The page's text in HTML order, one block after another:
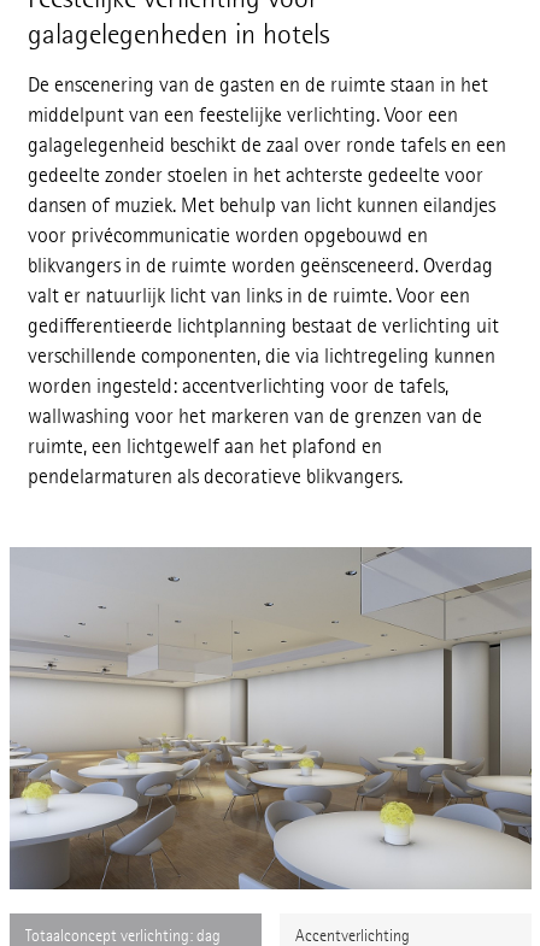
galagelegenheden in hotels
De enscenering van de gasten en de ruimte staan in het
middelpunt van een feestelijke verlichting. Voor een
galagelegenheid beschikt de zaal over ronde tafels en een
gedeelte zonder stoelen in het achterste gedeelte voor
dansen of muziek. Met behulp van licht kunnen eilandjes
voor privécommunicatie worden opgebouwd en
blikvangers in de ruimte worden geënsceneerd. Overdag
valt er natuurlijk licht van links in de ruimte. Voor een
gedifferentieerde lichtplanning bestaat de verlichting uit
verschillende componenten, die via lichtregeling kunnen
worden ingesteld: accentverlichting voor de tafels,
wallwashing voor het markeren van de grenzen van de
ruimte, een lichtgewelf aan het plafond en
pendelarmaturen als decoratieve blikvangers.
Totaalconcept verlichting: dag Accentverlichting
Totaalconcept verlichting: dag Accentverlichting
Totaalconcept verlichting: dag Accentverlichting
Totaalconcept verlichting: dag Accentverlichting
Totaalconcept verlichting: dag Accentverlichting
Totaalconcept verlichting: dag Accentverlichting
Totaalconcept verlichting: dag Accentverlichting
Totaalconcept verlichting: dag Accentverlichting